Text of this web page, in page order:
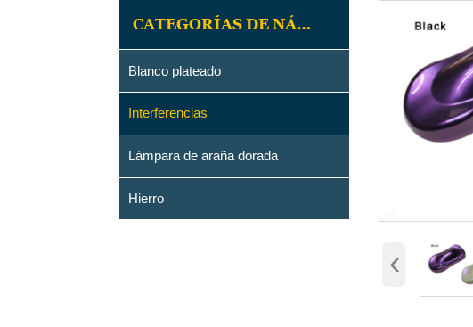
CATEGORÍAS DE NÁCAR
Blanco plateado
Interferencias
Lámpara de araña dorada
Hierro
‹